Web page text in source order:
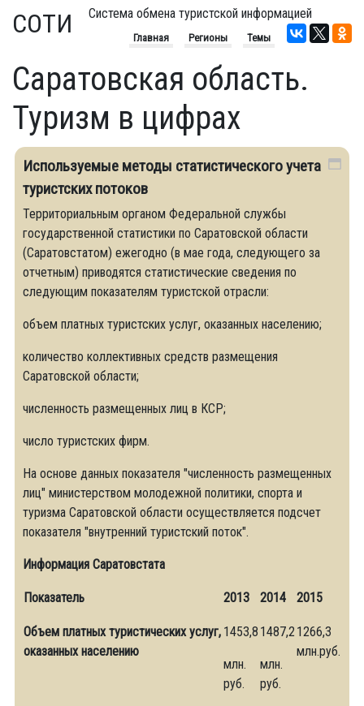
СОТИ Система обмена туристской информацией
Главная Регионы Темы
Саратовская область.
Туризм в цифрах
Используемые методы статистического учета
туристских потоков
Территориальным органом Федеральной службы
государственной статистики по Саратовской области
(Саратовстатом) ежегодно (в мае года, следующего за
отчетным) приводятся статистические сведения по
следующим показателям туристской отрасли:
объем платных туристских услуг, оказанных населению;
количество коллективных средств размещения
Саратовской области;
численность размещенных лиц в КСР;
число туристских фирм.
На основе данных показателя "численность размещенных
лиц" министерством молодежной политики, спорта и
туризма Саратовской области осуществляется подсчет
показателя "внутренний туристский поток".
Информация Саратовстата
Показатель 2013 2014 2015
Объем платных туристических услуг,
оказанных населению
1453,8
млн.
руб.
1487,2
млн.
руб.
1266,3
млн.руб.